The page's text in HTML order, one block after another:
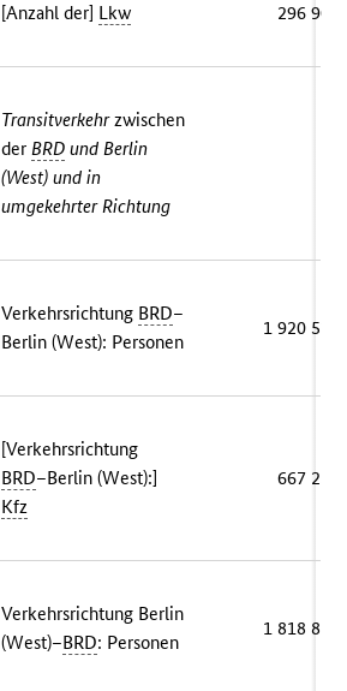
[Anzahl der] Lkw 296 905
Transitverkehrzwischen
derBRD und Berlin
(West) und in
umgekehrter Richtung
Verkehrsrichtung BRD–
Berlin (West): Personen
1 920 527
[Verkehrsrichtung
BRD–Berlin (West):]
Kfz
667 234
Verkehrsrichtung Berlin
(West)–BRD: Personen
1 818 817